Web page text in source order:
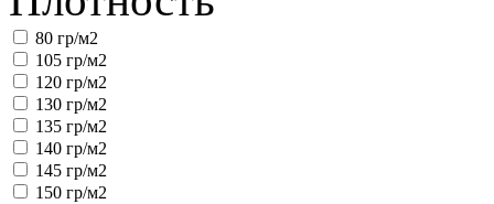
80 гр/м2
105 гр/м2
120 гр/м2
130 гр/м2
135 гр/м2
140 гр/м2
145 гр/м2
150 гр/м2